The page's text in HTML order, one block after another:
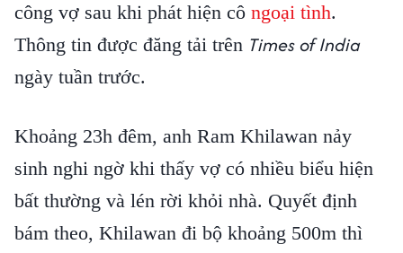
công vợ sau khi phát hiện cô ngoại tình.
Thông tin được đăng tải trên Times of India
ngày tuần trước.
Khoảng 23h đêm, anh Ram Khilawan nảy
sinh nghi ngờ khi thấy vợ có nhiều biểu hiện
bất thường và lén rời khỏi nhà. Quyết định
bám theo, Khilawan đi bộ khoảng 500m thì